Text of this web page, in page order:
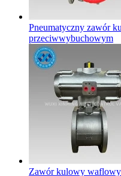
Pneumatyczny zawór
przeciwwybuchowym
Zawór kulowy waflowy